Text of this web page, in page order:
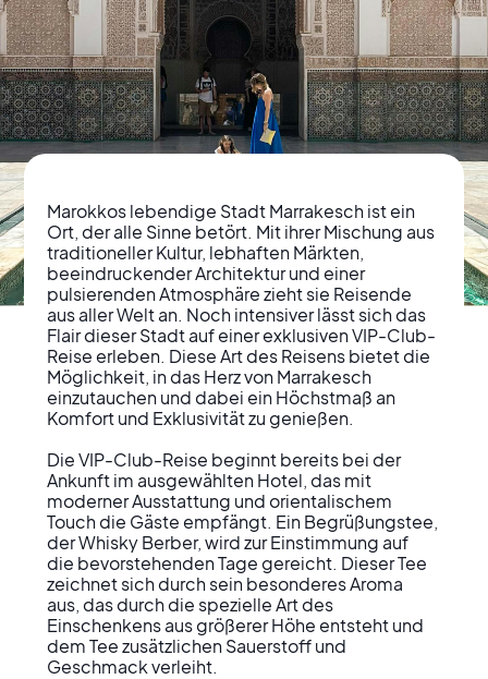
Marrakesch erleben
Exklusive VIP-Club-
Reisen in die Stadt der
Sinne
Marokkos lebendige Stadt Marrakesch ist ein
Ort, der alle Sinne betört. Mit ihrer Mischung aus
traditioneller Kultur, lebhaften Märkten,
beeindruckender Architektur und einer
pulsierenden Atmosphäre zieht sie Reisende
aus aller Welt an. Noch intensiver lässt sich das
Flair dieser Stadt auf einer exklusiven VIP-Club-
Reise erleben. Diese Art des Reisens bietet die
Möglichkeit, in das Herz von Marrakesch
einzutauchen und dabei ein Höchstmaß an
Komfort und Exklusivität zu genießen.
Die VIP-Club-Reise beginnt bereits bei der
Ankunft im ausgewählten Hotel, das mit
moderner Ausstattung und orientalischem
Touch die Gäste empfängt. Ein Begrüßungstee,
der Whisky Berber, wird zur Einstimmung auf
die bevorstehenden Tage gereicht. Dieser Tee
zeichnet sich durch sein besonderes Aroma
aus, das durch die spezielle Art des
Einschenkens aus größerer Höhe entsteht und
dem Tee zusätzlichen Sauerstoff und
Geschmack verleiht.